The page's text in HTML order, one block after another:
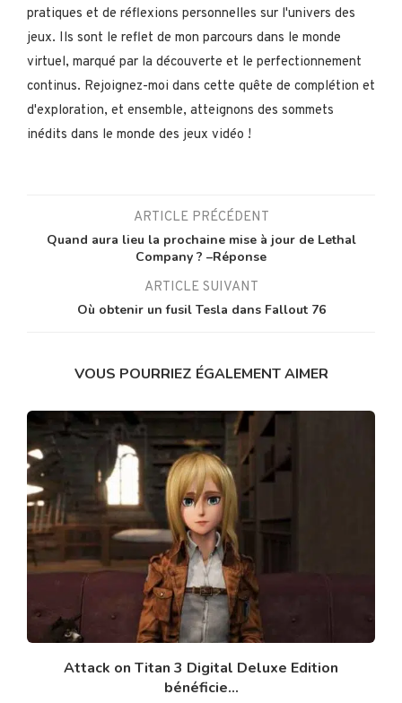
pratiques et de réflexions personnelles sur l'univers des
jeux. Ils sont le reflet de mon parcours dans le monde
virtuel, marqué par la découverte et le perfectionnement
continus. Rejoignez-moi dans cette quête de complétion et
d'exploration, et ensemble, atteignons des sommets
inédits dans le monde des jeux vidéo !
ARTICLE PRÉCÉDENT
Quand aura lieu la prochaine mise à jour de Lethal
Company ? –Réponse
ARTICLE SUIVANT
Où obtenir un fusil Tesla dans Fallout 76
VOUS POURRIEZ ÉGALEMENT AIMER
Attack on Titan 3 Digital Deluxe Edition
bénéficie...